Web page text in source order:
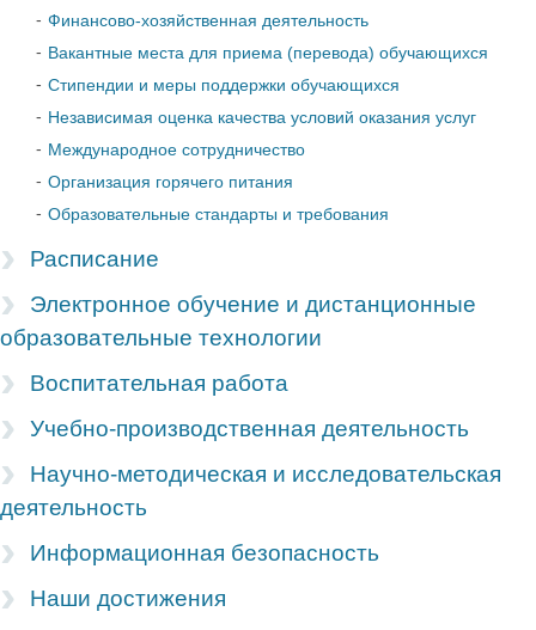
Финансово-хозяйственная деятельность
Вакантные места для приема (перевода) обучающихся
Стипендии и меры поддержки обучающихся
Независимая оценка качества условий оказания услуг
Международное сотрудничество
Организация горячего питания
Образовательные стандарты и требования
Расписание
Электронное обучение и дистанционные
образовательные технологии
Воспитательная работа
Учебно-производственная деятельность
Научно-методическая и исследовательская
деятельность
Информационная безопасность
Наши достижения